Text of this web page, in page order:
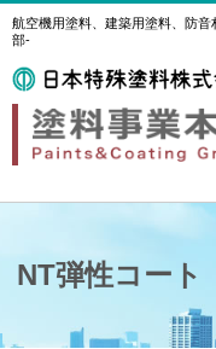
航空機用塗料、建築用塗料、防
部-
NT弾性コート